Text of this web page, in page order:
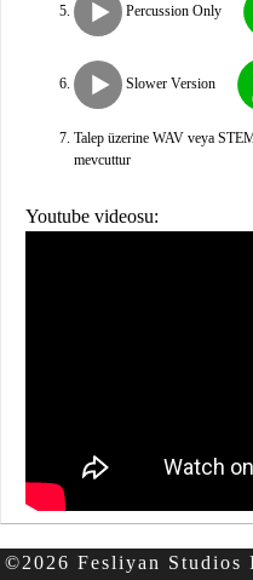
Percussion Only
Slower Version
Talep üzerine WAV veya
mevcuttur
Youtube videosu:
©2026 Fesliyan